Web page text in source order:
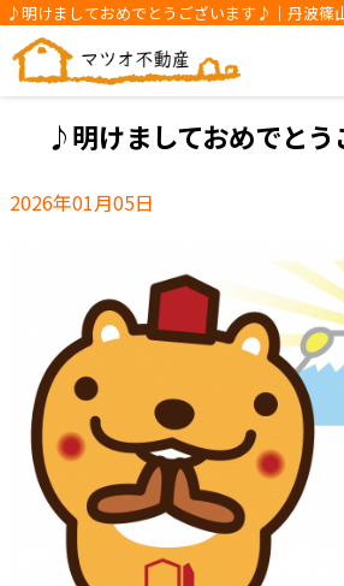
♪明けましておめでとうございます♪｜丹波篠
域密着のマツオ不動産です
♪明けましておめでと
2026年01月05日